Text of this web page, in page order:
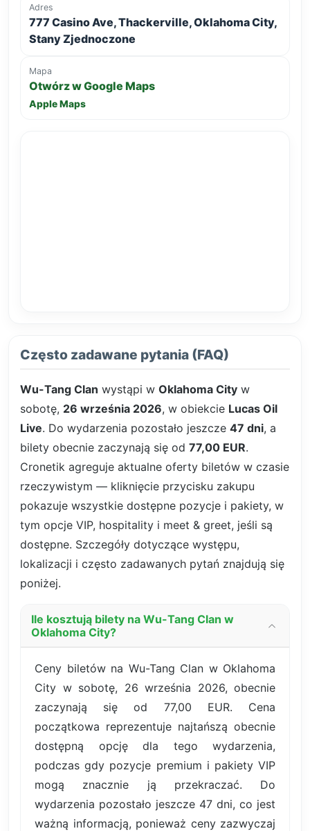
Adres
777 Casino Ave, Thackerville, Oklahoma City,
Stany Zjednoczone
Mapa
Otwórz w Google Maps
Apple Maps
Często zadawane pytania (FAQ)
Wu-Tang Clan wystąpi w Oklahoma City w
sobotę, 26 września 2026, w obiekcie Lucas Oil
Live. Do wydarzenia pozostało jeszcze 47 dni, a
bilety obecnie zaczynają się od 77,00 EUR.
Cronetik agreguje aktualne oferty biletów w czasie
rzeczywistym — kliknięcie przycisku zakupu
pokazuje wszystkie dostępne pozycje i pakiety, w
tym opcje VIP, hospitality i meet & greet, jeśli są
dostępne. Szczegóły dotyczące występu,
lokalizacji i często zadawanych pytań znajdują się
poniżej.
Ile kosztują bilety na Wu-Tang Clan w
Oklahoma City?
Ceny biletów na Wu-Tang Clan w Oklahoma
City w sobotę, 26 września 2026, obecnie
zaczynają się od 77,00 EUR. Cena
początkowa reprezentuje najtańszą obecnie
dostępną opcję dla tego wydarzenia,
podczas gdy pozycje premium i pakiety VIP
mogą znacznie ją przekraczać. Do
wydarzenia pozostało jeszcze 47 dni, co jest
ważną informacją, ponieważ ceny zazwyczaj